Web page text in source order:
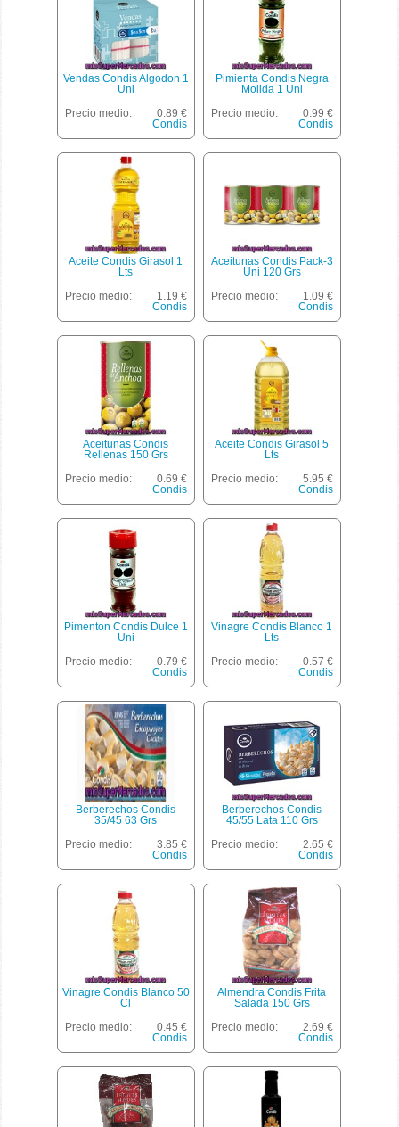
Vendas Condis Algodon 1
Uni
Precio medio:
0.89 €
Condis
Pimienta Condis Negra
Molida 1 Uni
Precio medio:
0.99 €
Condis
Aceite Condis Girasol 1
Lts
Precio medio:
1.19 €
Condis
Aceitunas Condis Pack-3
Uni 120 Grs
Precio medio:
1.09 €
Condis
Aceitunas Condis
Rellenas 150 Grs
Precio medio:
0.69 €
Condis
Aceite Condis Girasol 5
Lts
Precio medio:
5.95 €
Condis
Pimenton Condis Dulce 1
Uni
Precio medio:
0.79 €
Condis
Vinagre Condis Blanco 1
Lts
Precio medio:
0.57 €
Condis
Berberechos Condis
35/45 63 Grs
Precio medio:
3.85 €
Condis
Berberechos Condis
45/55 Lata 110 Grs
Precio medio:
2.65 €
Condis
Vinagre Condis Blanco 50
Cl
Precio medio:
0.45 €
Condis
Almendra Condis Frita
Salada 150 Grs
Precio medio:
2.69 €
Condis